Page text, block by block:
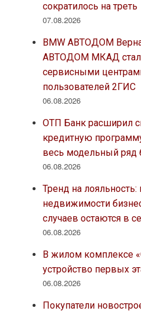
сократилось на треть
07.08.2026
BMW АВТОДОМ
АВТОДОМ МКАД
сервисными
пользователей 2ГИС
06.08.2026
ОТП Банк расширил
кредитную
весь модельный ряд
06.08.2026
Тренд на лояльность:
недвижимости
случаев остаются в
06.08.2026
В жилом комплексе
устройство первых
06.08.2026
Покупатели